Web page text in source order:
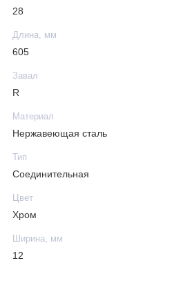
28
Длина, мм
605
Завал
R
Материал
Нержавеющая сталь
Тип
Соединительная
Цвет
Хром
Ширина, мм
12